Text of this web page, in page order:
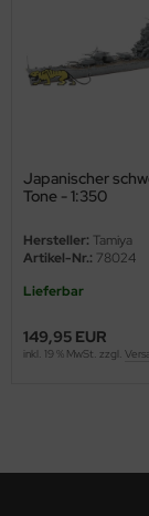
Japanischer
Tone - 1:350
Hersteller: Tamiya
Artikel-Nr.: 78024
Lieferbar
149,95 EUR
inkl. 19 % MwSt. zzgl.
Hobby / Gunze
Hobbies
Nunu
Lights